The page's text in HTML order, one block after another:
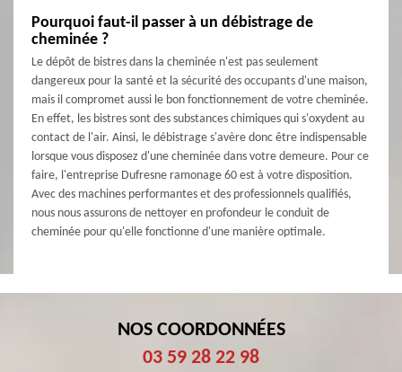
Pourquoi faut-il passer à un débistrage de
cheminée ?
Le dépôt de bistres dans la cheminée n'est pas seulement
dangereux pour la santé et la sécurité des occupants d'une maison,
mais il compromet aussi le bon fonctionnement de votre cheminée.
En effet, les bistres sont des substances chimiques qui s'oxydent au
contact de l'air. Ainsi, le débistrage s'avère donc être indispensable
lorsque vous disposez d'une cheminée dans votre demeure. Pour ce
faire, l'entreprise Dufresne ramonage 60 est à votre disposition.
Avec des machines performantes et des professionnels qualifiés,
nous nous assurons de nettoyer en profondeur le conduit de
cheminée pour qu'elle fonctionne d'une manière optimale.
NOS COORDONNÉES
03 59 28 22 98